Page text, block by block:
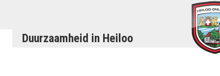
Duurzaamheid in Heiloo